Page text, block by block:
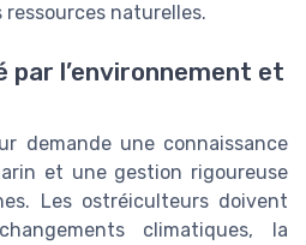
naturelles.
par l’environnement et
demande une connaissance
et une gestion rigoureuse
Les ostréiculteurs doivent
climatiques, la